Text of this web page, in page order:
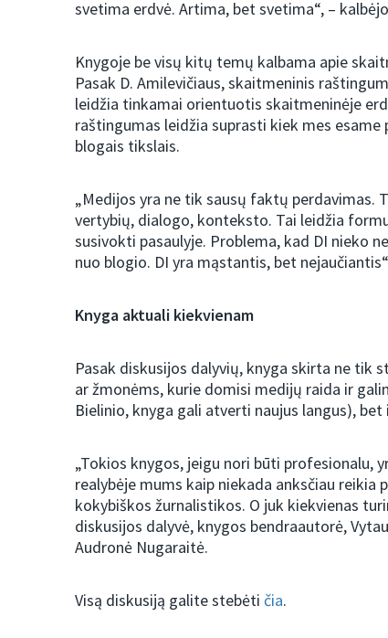
svetima erdvė. Artima, bet svetima“, –
Knygoje be visų kitų temų kalbama apie
Pasak D. Amilevičiaus, skaitmeninis
leidžia tinkamai orientuotis skaitmeninėje
raštingumas leidžia suprasti kiek mes
blogais tikslais.
„Medijos yra ne tik sausų faktų
vertybių, dialogo, konteksto. Tai leidžia
susivokti pasaulyje. Problema, kad DI nieko
nuo blogio. DI yra mąstantis, bet
Knyga aktuali kiekvienam
Pasak diskusijos dalyvių, knyga skirta ne tik
ar žmonėms, kurie domisi medijų raida ir
Bielinio, knyga gali atverti naujus langus),
„Tokios knygos, jeigu nori būti profesionalu,
realybėje mums kaip niekada anksčiau
kokybiškos žurnalistikos. O juk kiekvienas
diskusijos dalyvė, knygos bendraautorė,
Audronė Nugaraitė.
Visą diskusiją galite stebėti čia.